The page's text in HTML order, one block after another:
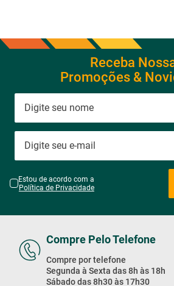
Receba
Promoções &
Estou de acordo com a
Política de Privacidade
Compre Pelo Telefone
Compre por telefone
Segunda à Sexta das 8h às 18h
Sábado das 8h30 às 17h30